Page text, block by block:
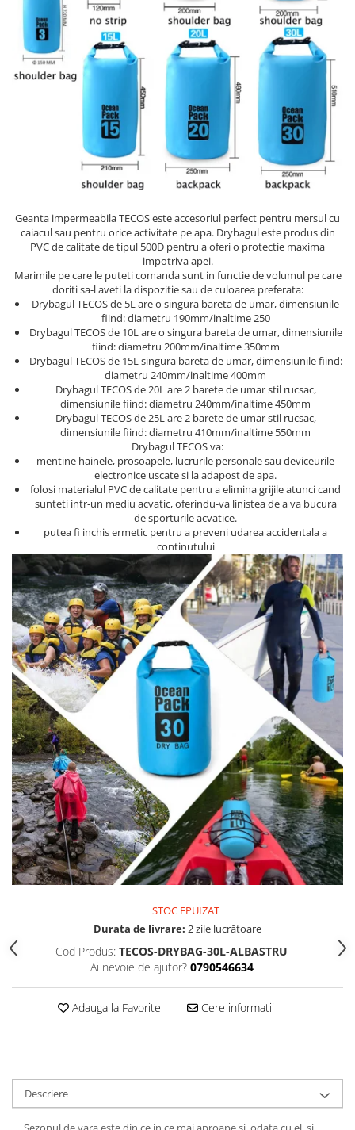
Geanta impermeabila TECOS este accesoriul perfect pentru mersul cu
caiacul sau pentru orice activitate pe apa. Drybagul este produs din
PVC de calitate de tipul 500D pentru a oferi o protectie maxima
impotriva apei.
Marimile pe care le puteti comanda sunt in functie de volumul pe care
doriti sa-l aveti la dispozitie sau de culoarea preferata:
Drybagul TECOS de 5L are o singura bareta de umar, dimensiunile
fiind: diametru 190mm/inaltime 250
Drybagul TECOS de 10L are o singura bareta de umar, dimensiunile
fiind: diametru 200mm/inaltime 350mm
Drybagul TECOS de 15L singura bareta de umar, dimensiunile fiind:
diametru 240mm/inaltime 400mm
Drybagul TECOS de 20L are 2 barete de umar stil rucsac,
dimensiunile fiind: diametru 240mm/inaltime 450mm
Drybagul TECOS de 25L are 2 barete de umar stil rucsac,
dimensiunile fiind: diametru 410mm/inaltime 550mm
Drybagul TECOS va:
mentine hainele, prosoapele, lucrurile personale sau deviceurile
electronice uscate si la adapost de apa.
folosi materialul PVC de calitate pentru a elimina grijile atunci cand
sunteti intr-un mediu acvatic, oferindu-va linistea de a va bucura
de sporturile acvatice.
putea fi inchis ermetic pentru a preveni udarea accidentala a
continutului
STOC EPUIZAT
Durata de livrare: 2 zile lucrătoare
Cod Produs: TECOS-DRYBAG-30L-ALBASTRU
Ai nevoie de ajutor? 0790546634
Adauga la Favorite Cere informatii
Descriere